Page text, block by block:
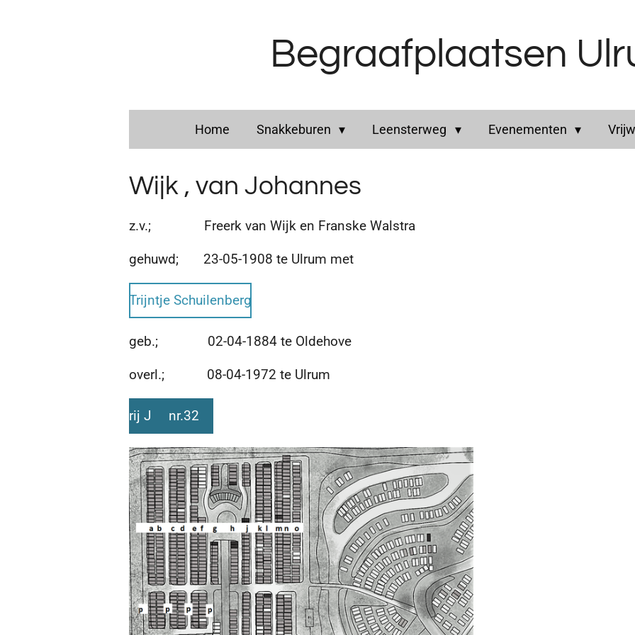
Begraafplaatsen
Home Snakkeburen Leensterweg Evenementen
Wijk , van Johannes
z.v.; Freerk van Wijk en Franske Walstra
gehuwd; 23-05-1908 te Ulrum met
Trijntje Schuilenberg
geb.; 02-04-1884 te Oldehove
overl.; 08-04-1972 te Ulrum
rij J nr.32